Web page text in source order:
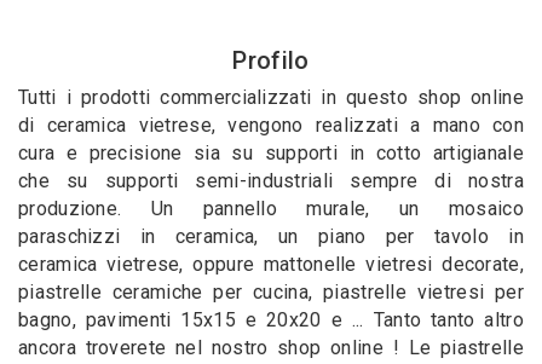
Profilo
Tutti i prodotti commercializzati in questo shop online
di ceramica vietrese, vengono realizzati a mano con
cura e precisione sia su supporti in cotto artigianale
che su supporti semi-industriali sempre di nostra
produzione. Un pannello murale, un mosaico
paraschizzi in ceramica, un piano per tavolo in
ceramica vietrese, oppure mattonelle vietresi decorate,
piastrelle ceramiche per cucina, piastrelle vietresi per
bagno, pavimenti 15x15 e 20x20 e ... Tanto tanto altro
ancora troverete nel nostro shop online ! Le piastrelle